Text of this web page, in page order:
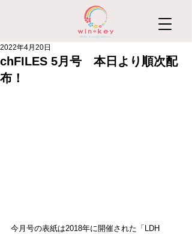
chFILES 5月号 本日より順次配
布！
2022年4月20日
今月号の表紙は2018年に開催された「LDH